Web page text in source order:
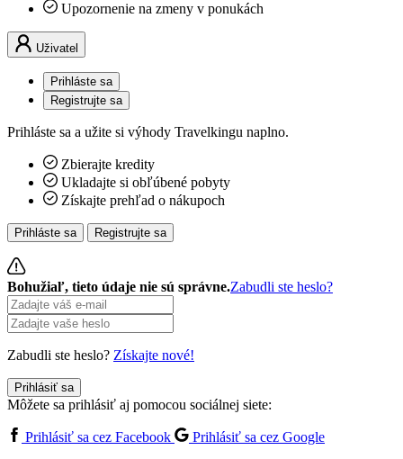
Upozornenie na zmeny v ponukách
Uživatel
Prihláste sa
Registrujte sa
Prihláste sa a užite si výhody Travelkingu naplno.
Zbierajte kredity
Ukladajte si obľúbené pobyty
Získajte prehľad o nákupoch
Prihláste sa Registrujte sa
Bohužiaľ, tieto údaje nie sú správne.Zabudli ste heslo?
Zabudli ste heslo? Získajte nové!
Prihlásiť sa
Môžete sa prihlásiť aj pomocou sociálnej siete:
Prihlásiť sa cez Facebook
Prihlásiť sa cez Google